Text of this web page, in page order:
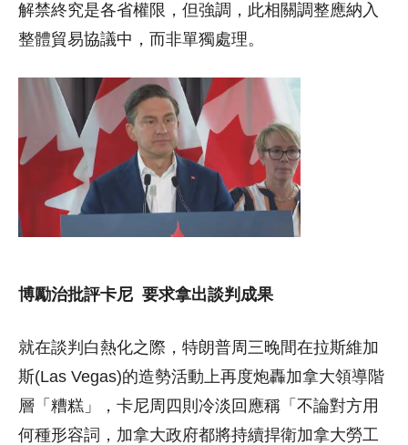
解禁終究是各省權限，但強調，此相關調整應納入
整體貿易協議中，而非單獨處理。
博勵治批評卡尼 要求拿出談判成果
就在談判白熱化之際，特朗普周三晚間在拉斯維加
斯(Las Vegas)的造勢活動上再度炮轟加拿大領導階
層「糟糕」，卡尼周四則冷淡回應稱「不論對方用
何種形容詞，加拿大政府都將持續捍衛加拿大勞工